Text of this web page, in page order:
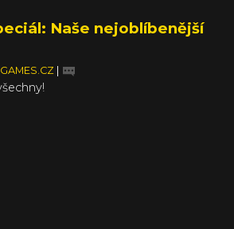
Naše nejoblíbenější